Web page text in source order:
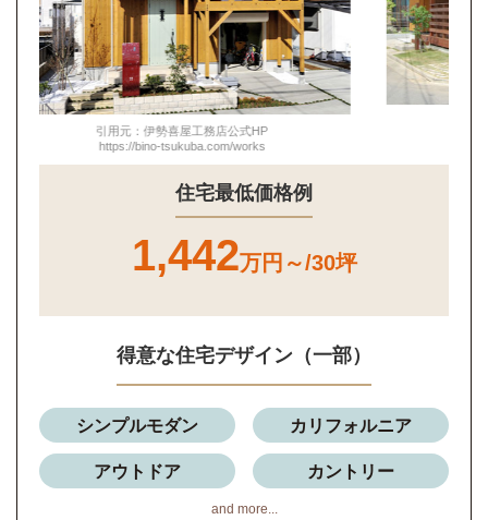
引用元：伊勢喜屋工務店公式HP
https://bino-tsukuba.com/works
住宅最低価格例
1,442万円～/30坪
得意な住宅デザイン（一部）
シンプルモダン カリフォルニア
アウトドア カントリー
and more...